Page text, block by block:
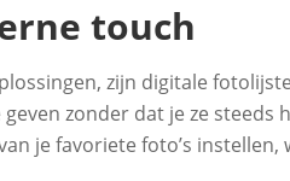
touch
zijn digitale
zonder dat je ze steeds
je favoriete foto’s